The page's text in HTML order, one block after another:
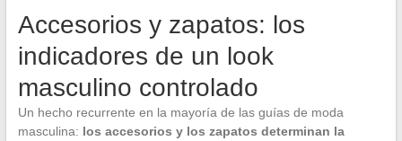
Accesorios y zapatos: los
indicadores de un look
masculino controlado
Un hecho recurrente en la mayoría de las guías de moda
masculina: los accesorios y los zapatos determinan la